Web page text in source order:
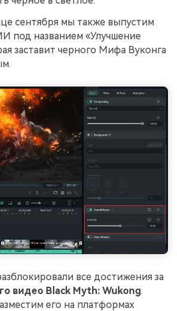
сентября мы также выпустим
под названием «Улучшение
заставит черного Мифа Вуконга
все достижения за
видео Black Myth: Wukong.
его на платформах